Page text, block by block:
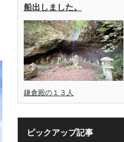
船出しました。
鎌倉殿の１３人
ピックアップ記事